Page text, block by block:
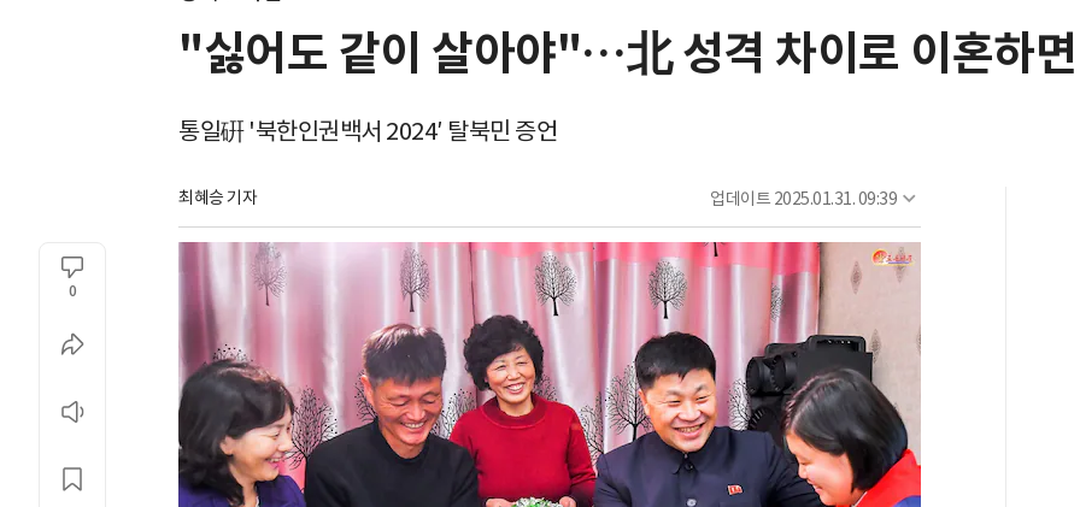
"싫어도 같이 살아야"…北 성격 차이로 이혼하
통일硏 '북한인권백서 2024′ 탈북민 증언
최혜승 기자 업데이트 2025.01.31. 09:39
0